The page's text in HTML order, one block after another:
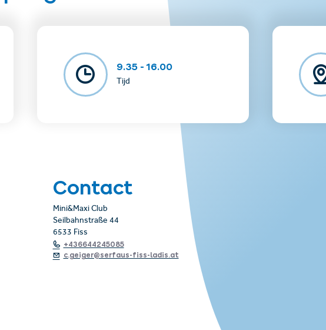
9.35 - 16.00
Tijd
Contact
Mini&Maxi Club
Seilbahnstraße 44
6533 Fiss
+436644245085
c.geiger@serfaus-fiss-ladis.at